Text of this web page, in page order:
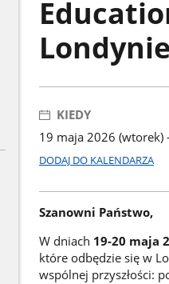
Londynie
KIEDY
19 maja 2026 (wtorek)
DODAJ DO KALENDARZA
Szanowni Państwo,
W dniach 19-20 maja
które odbędzie się w
wspólnej przyszłości: